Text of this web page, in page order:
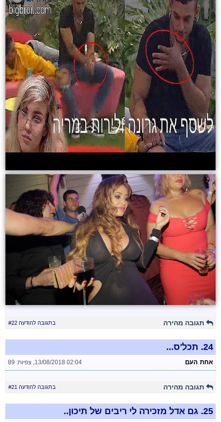
תגובה מהירה בתגובה להודעה #22
24. תכל'ס...
אחת העם 13/08/2018 02:04
, צפיות: 89
תגובה מהירה בתגובה להודעה #21
25. גם אדל מזכירה לי ריבים של תיכון..